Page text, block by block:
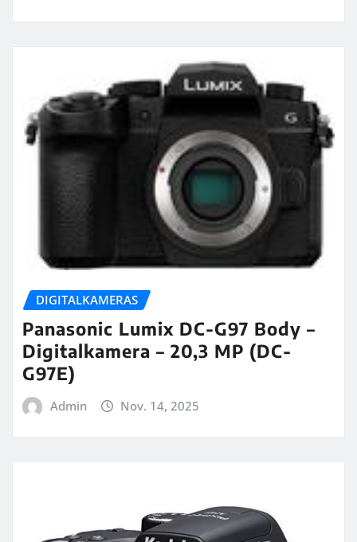
DIGITALKAMERAS
Panasonic Lumix DC-G97 Body –
Digitalkamera – 20,3 MP (DC-
G97E)
Admin Nov. 14, 2025